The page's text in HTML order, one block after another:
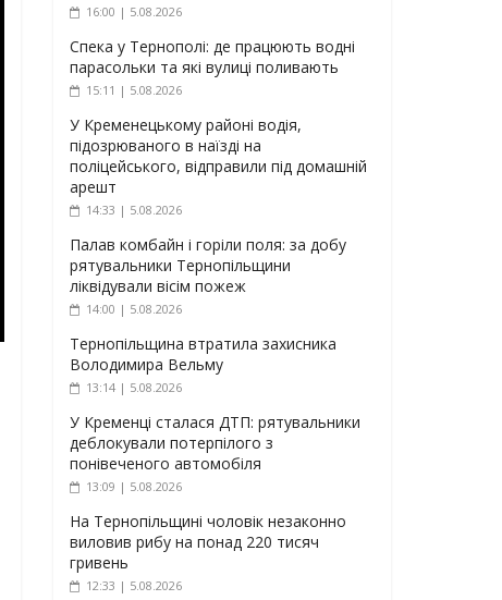
16:00 | 5.08.2026
Спека у Тернополі: де працюють водні
парасольки та які вулиці поливають
15:11 | 5.08.2026
У Кременецькому районі водія,
підозрюваного в наїзді на
поліцейського, відправили під домашній
арешт
14:33 | 5.08.2026
Палав комбайн і горіли поля: за добу
рятувальники Тернопільщини
ліквідували вісім пожеж
14:00 | 5.08.2026
Тернопільщина втратила захисника
Володимира Вельму
13:14 | 5.08.2026
У Кременці сталася ДТП: рятувальники
деблокували потерпілого з
понівеченого автомобіля
13:09 | 5.08.2026
На Тернопільщині чоловік незаконно
виловив рибу на понад 220 тисяч
гривень
12:33 | 5.08.2026